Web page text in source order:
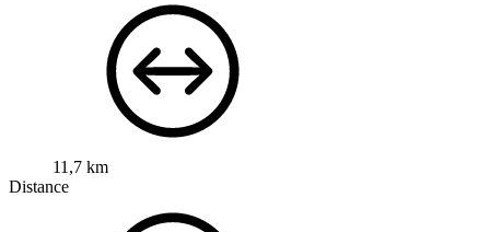
11,7 km
Distance